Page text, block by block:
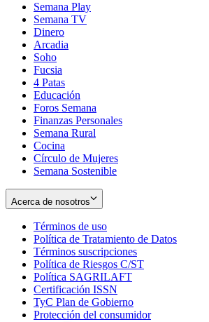
Semana Play
Semana TV
Dinero
Arcadia
Soho
in
new
window
Fucsia
in
new
window
4 Patas
Educación
Foros Semana
Finanzas Personales
Semana Rural
Cocina
Círculo de Mujeres
Semana Sostenible
Acerca de nosotros
Términos de uso
in
new
window
Política de Tratamiento de Datos
Términos suscripciones
in
Política de Riesgos C/ST
Política SAGRILAFT
new
window
Certificación ISSN
in
new
TyC Plan de Gobierno
in
Protección del consumidorOpens